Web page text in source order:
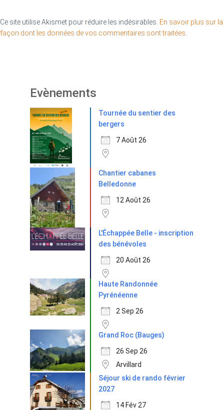
Ce site utilise Akismet pour réduire les indésirables. En savoir plus sur la
façon dont les données de vos commentaires sont traitées
Evènements
Tournée du sentier des
bergers
7 Août 26
Chantier cabanes
Belledonne
12 Août 26
L'Échappée Belle - inscription
des bénévoles
20 Août 26
Haute Randonnée
Pyrénéenne
2 Sep 26
Grand Roc (Bauges)
26 Sep 26
Arvillard
Séjour ski de rando février
2027
14 Fév 27